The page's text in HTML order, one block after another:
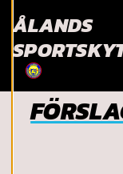
bättre tjänst och
tillhandahålla
innehåll som är
intressant för dig.
Du har kontroll över
ÅLANDS